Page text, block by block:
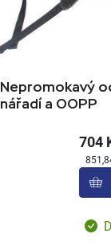
Nepromokavý
nářadí a OOPP
704